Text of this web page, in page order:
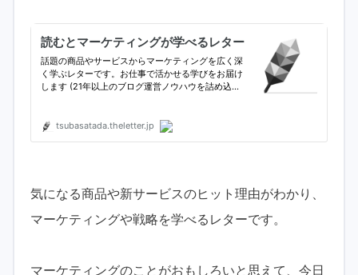
気になる商品や新サービスのヒット理由がわかり、
マーケティングや戦略を学べるレターです。
マーケティングのことがおもしろいと思えて、今日